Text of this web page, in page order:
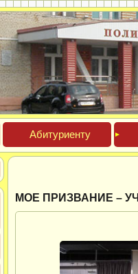
Аби­тури­ен­ту
МОЕ ПРИЗВАНИЕ –